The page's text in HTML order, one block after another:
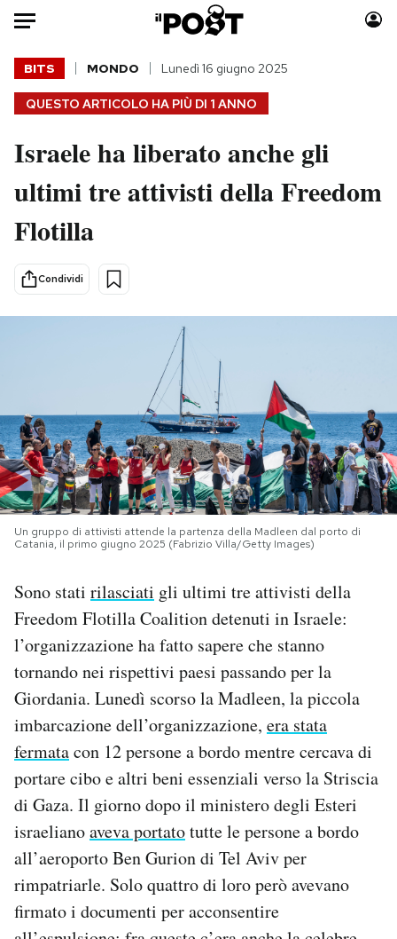
Auto
HOME
Italia
Politica
Tecnologia
Scienza
Moda
Consumismi
PODCAST
NEWSLETTER
I MIEI PREFERITI
CALENDARIO
AREA PERSONALE
Area Personale
Newsletter
Notifiche mobile
Regala il Post
Hai bisogno di aiuto?
Esci
QUESTO ARTICOLO HA PIÙ DI 1 ANNO
BITS MONDO Lunedì 16 giugno 2025
Israele ha liberato anche gli
ultimi tre attivisti della Freedom
Flotilla
Condividi
Un gruppo di attivisti attende la partenza della Madleen dal porto di
Catania, il primo giugno 2025 (Fabrizio Villa/Getty Images)
Sono stati rilasciati gli ultimi tre attivisti della
Freedom Flotilla Coalition detenuti in Israele:
l’organizzazione ha fatto sapere che stanno
tornando nei rispettivi paesi passando per la
Giordania. Lunedì scorso la Madleen, la piccola
imbarcazione dell’organizzazione, era stata
fermatacon 12 persone a bordo mentre cercava di
portare cibo e altri beni essenziali verso la Striscia
di Gaza. Il giorno dopo il ministero degli Esteri
israelianoaveva portatotutte le persone a bordo
all’aeroporto Ben Gurion di Tel Aviv per
rimpatriarle. Solo quattro di loro però avevano
firmato i documenti per acconsentire